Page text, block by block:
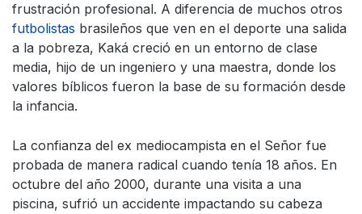
frustración profesional. A diferencia de muchos otros
futbolistas brasileños que ven en el deporte una salida
a la pobreza, Kaká creció en un entorno de clase
media, hijo de un ingeniero y una maestra, donde los
valores bíblicos fueron la base de su formación desde
la infancia.
La confianza del ex mediocampista en el Señor fue
probada de manera radical cuando tenía 18 años. En
octubre del año 2000, durante una visita a una
piscina, sufrió un accidente impactando su cabeza